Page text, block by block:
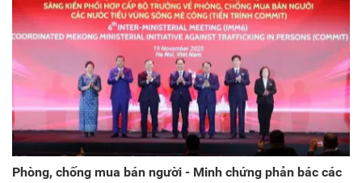
Phòng, chống mua bán người - Minh chứng phản bác các